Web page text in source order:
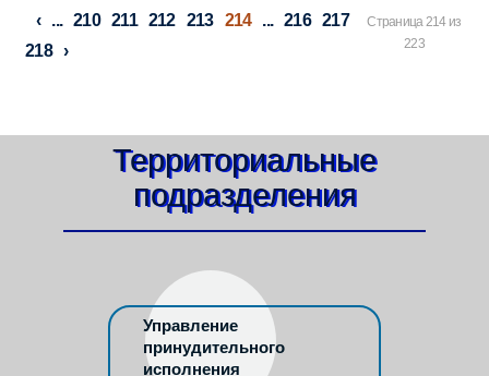
... 210 211 212 213 214 ... 216 217
218
Страница 214 из
223
Территориальные
подразделения
Управление
принудительного
исполнения